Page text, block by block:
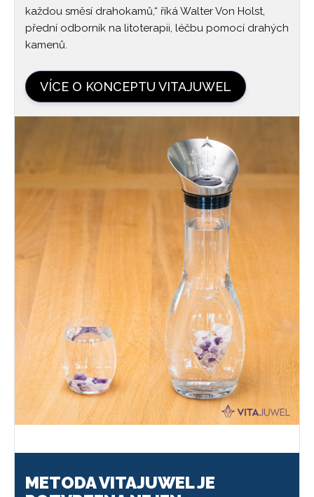
každou směsí drahokamů,“ říká Walter Von Holst,
přední odborník na litoterapii, léčbu pomocí drahých
kamenů.
VÍCE O KONCEPTU VITAJUWEL
METODA VITAJUWEL JE